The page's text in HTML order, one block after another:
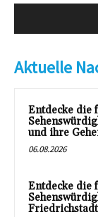
Aktuelle
Entdecke die
und ihre
06.08.2026
Entdecke die
Friedrichstadt